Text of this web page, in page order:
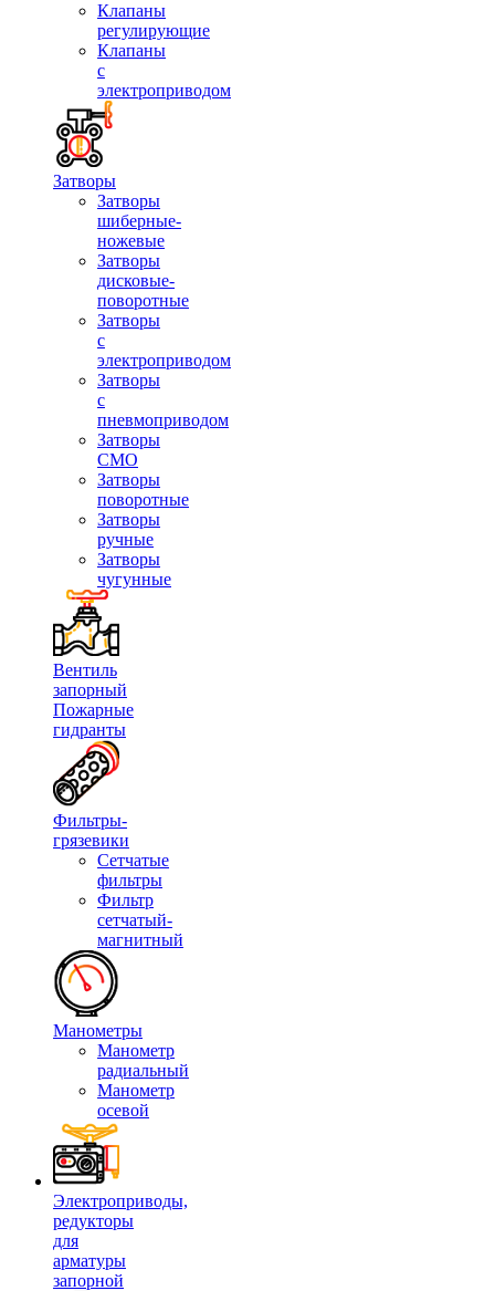
Клапаны
регулирующие
Клапаны
с
электроприводом
Затворы
Затворы
шиберные-
ножевые
Затворы
дисковые-
поворотные
Затворы
с
электроприводом
Затворы
с
пневмоприводом
Затворы
СМО
Затворы
поворотные
Затворы
ручные
Затворы
чугунные
Вентиль
запорный
Пожарные
гидранты
Фильтры-
грязевики
Сетчатые
фильтры
Фильтр
сетчатый-
магнитный
Манометры
Манометр
радиальный
Манометр
осевой
Электроприводы,
редукторы
для
арматуры
запорной